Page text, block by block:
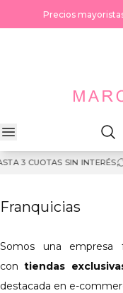
Saltar al contenido
Precios
3 CUOTAS SIN INTERÉS
Franquicias
Somos una empresa
contiendas
destacada en e-